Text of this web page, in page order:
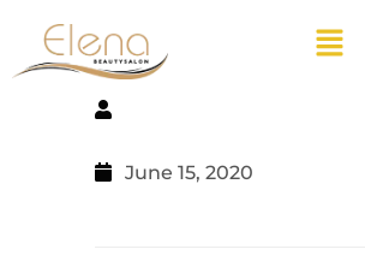
June 15, 2020